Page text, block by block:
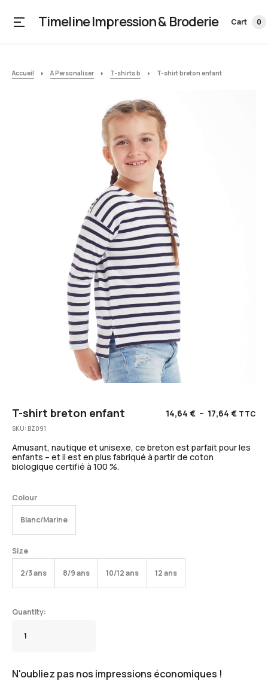
Timeline Impression & Broderie Cart 0
Accueil A Personaliser T-shirts b T-shirt breton enfant
T-shirt breton enfant 14,64 € – 17,64 € TTC
SKU: BZ091
Amusant, nautique et unisexe, ce breton est parfait pour les
enfants – et il est en plus fabriqué à partir de coton
biologique certifié à 100 %.
Colour
Blanc/Marine
Size
2/3 ans 8/9 ans 10/12 ans 12 ans
N'oubliez pas nos impressions économiques !